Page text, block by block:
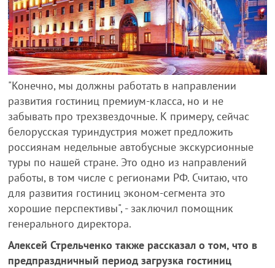
"Конечно, мы должны работать в направлении
развития гостиниц премиум-класса, но и не
забывать про трехзвездочные. К примеру, сейчас
белорусская туриндустрия может предложить
россиянам недельные автобусные экскурсионные
туры по нашей стране. Это одно из направлений
работы, в том числе с регионами РФ. Считаю, что
для развития гостиниц эконом-сегмента это
хорошие перспективы", - заключил помощник
генерального директора.
Алексей Стрельченко также рассказал о том, что в
предпраздничный период загрузка гостиниц